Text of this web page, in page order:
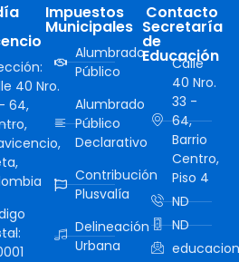
40 Nro.
64,
Impuestos
Municipales
Alumbrado
Público
Alumbrado
Público
Declarativo
Contribución
Plusvalía
Delineación
Urbana
Contacto
Secretaría
de
Educación
Calle
40 Nro.
33 -
64,
Barrio
Centro,
Piso 4
ND
ND